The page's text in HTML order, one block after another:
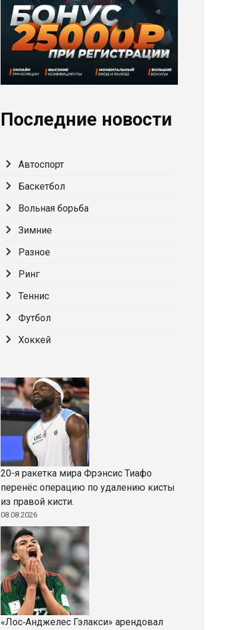
Последние новости
Автоспорт
Баскетбол
Вольная борьба
Зимние
Разное
Ринг
Теннис
Футбол
Хоккей
20-я ракетка мира Фрэнсис Тиафо
перенёс операцию по удалению кисты
из правой кисти.
08.08.2026
«Лос‑Анджелес Гэлакси» арендовал